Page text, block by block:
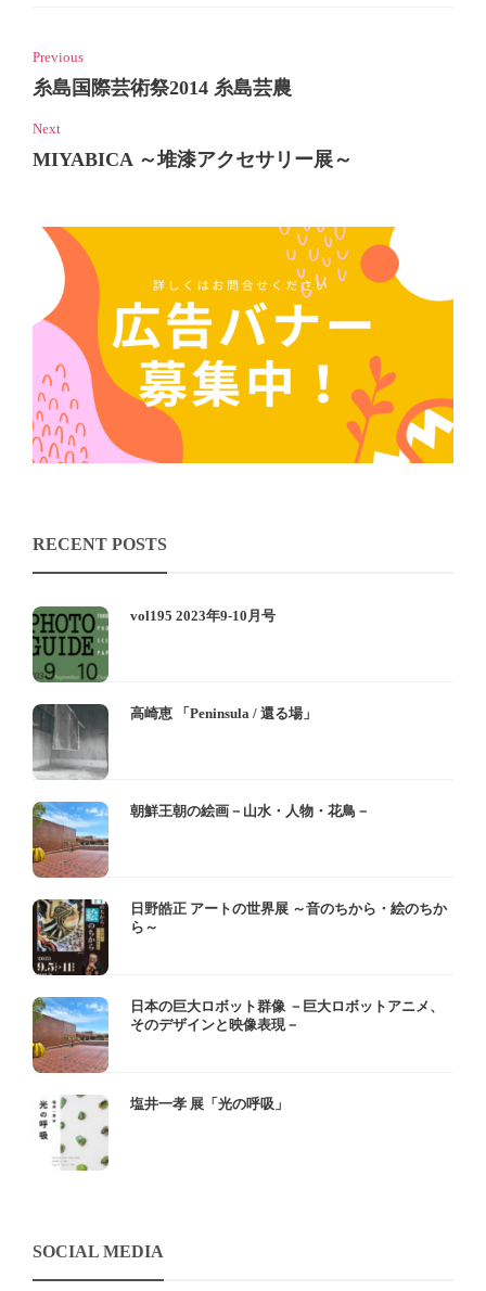
Previous
糸島国際芸術祭2014 糸島芸農
Next
MIYABICA ～堆漆アクセサリー展～
RECENT POSTS
vol195 2023年9-10月号
高崎恵 「Peninsula / 還る場」
朝鮮王朝の絵画－山水・人物・花鳥－
日野皓正 アートの世界展 ～音のちから・絵のちか
ら～
日本の巨大ロボット群像 －巨大ロボットアニメ、
そのデザインと映像表現－
塩井一孝 展「光の呼吸」
SOCIAL MEDIA